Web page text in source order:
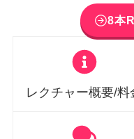
8本
レクチャー概要/料